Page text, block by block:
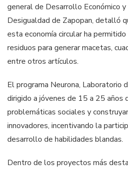
general de Desarrollo Económico
Desigualdad de Zapopan, detalló
esta economía circular ha
residuos para generar macetas,
entre otros artículos.
El programa Neurona, Laboratorio
dirigido a jóvenes de 15 a 25 años
problemáticas sociales y
innovadores, incentivando la
desarrollo de habilidades blandas.
Dentro de los proyectos más